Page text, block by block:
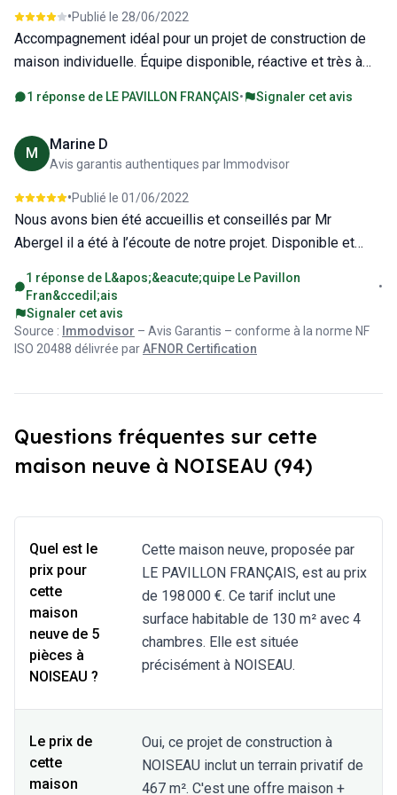
commencé la construction de sa maison 6 mois après la
nôtre a déjà fini.
merci à Morgan Cipres qui à fait de notre rêve une réalité.
MR et Mme Soltani
•Publié le 28/06/2022
Accompagnement idéal pour un projet de construction de
maison individuelle. Équipe disponible, réactive et très à
dans notre projet de maison sur mesure. Un grand merci,
1 réponse de LE PAVILLON FRANÇAIS• Signaler cet avis
M
Marine D
Avis garantis authentiques par Immodvisor
•Publié le 01/06/2022
Nous avons bien été accueillis et conseillés par Mr
Abergel il a été à l’écoute de notre projet. Disponible et
et à su faire preuve d’un grand professionnalisme. il nous a
épaulé pour la conception de notre maison et nous a donné
de bon conseils. aujourd’hui nous n’en sommes qu’au début
de notre aventure et il répond toujours présent dès que
cette première phase en espérant que tout continue dans
ce sens, prochaine étape le terrassement…
1 réponse de L&apos;&eacute;quipe Le Pavillon
Fran&ccedil;ais
•
Signaler cet avis
Source : Immodvisor – Avis Garantis – conforme à la norme NF
ISO 20488 délivrée parAFNOR Certification
Questions fréquentes sur cette
maison neuve à NOISEAU (94)
Quel est le
prix pour
cette
maison
neuve de 5
pièces à
NOISEAU ?
Cette maison neuve, proposée par
LE PAVILLON FRANÇAIS, est au prix
de 198 000 €. Ce tarif inclut une
surface habitable de 130 m² avec 4
chambres. Elle est située
précisément à NOISEAU.
Le prix de
cette
maison
Oui, ce projet de construction à
NOISEAU inclut un terrain privatif de
467 m². C'est une offre maison +